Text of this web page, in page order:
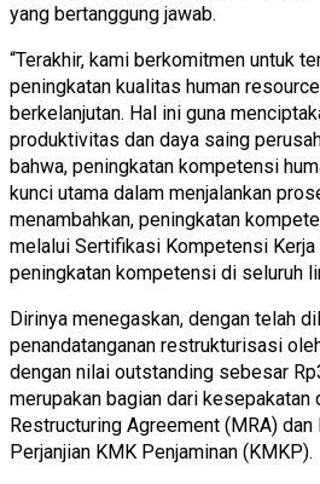
yang bertanggung jawab.
“Terakhir, kami berkomitmen untuk
peningkatan kualitas human
berkelanjutan. Hal ini guna
produktivitas dan daya saing
bahwa, peningkatan kompetensi
kunci utama dalam menjalankan
menambahkan, peningkatan
melalui Sertifikasi Kompetensi Kerja
peningkatan kompetensi di seluruh
Dirinya menegaskan, dengan telah
penandatanganan restrukturisasi
dengan nilai outstanding sebesar
merupakan bagian dari kesepakatan
Restructuring Agreement (MRA)
Perjanjian KMK Penjaminan (KMKP).